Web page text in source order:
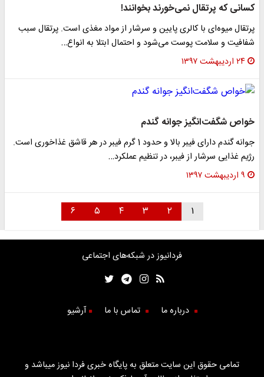
کسانی که پرتقال نمی‌خورند بخوانند!
پرتقال میوه‌ای با کالری پایین و سرشار از مواد مغذی است. پرتقال سبب
شفافیت و سلامت پوست می‌شود و احتمال ابتلا به انواع…
۲۴ اردیبهشت ۱۳۹۷
خواص شگفت‌انگیز جوانه گندم
جوانه گندم دارای فیبر بالا و حدود 1 گرم فیبر در هر قاشق غذاخوری است.
رژیم غذایی سرشار از فیبر، در تنظیم عملکرد…
۹ اردیبهشت ۱۳۹۷
۱ ۲ ۳ ۴ ۵ ۶
فردانیوز در شبکه‌های اجتماعی
درباره ما تماس با ما آرشیو
تمامی حقوق این سایت متعلق به پایگاه خبری فردا نیوز میباشد و